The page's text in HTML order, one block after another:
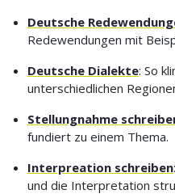
Deutsche
Redewendungen mit
Deutsche Dialekte: So
unterschiedlichen
Stellungnahme
fundiert zu einem Thema.
Interpreation schreiben
und die Interpretation